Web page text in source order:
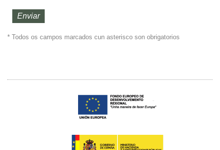
* Todos os campos marcados cun asterisco son obrigatorios